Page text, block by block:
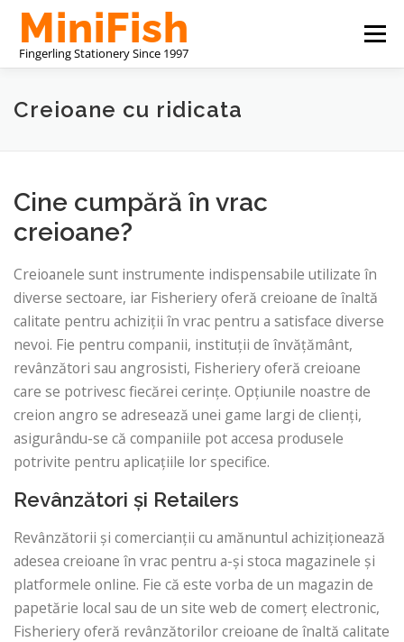
Sari
conținut
Meniu
PRODUCĂTOR DE PAPETĂRIE DIN CHINA
Creioane cu ridicata
Cine cumpără în vrac
creioane?
Creioanele sunt instrumente indispensabile utilizate în
diverse sectoare, iar Fisheriery oferă creioane de înaltă
calitate pentru achiziții în vrac pentru a satisface diverse
nevoi. Fie pentru companii, instituții de învățământ,
revânzători sau angrosisti, Fisheriery oferă creioane
care se potrivesc fiecărei cerințe. Opțiunile noastre de
creion angro se adresează unei game largi de clienți,
asigurându-se că companiile pot accesa produsele
potrivite pentru aplicațiile lor specifice.
Revânzători și Retailers
Revânzătorii și comercianții cu amănuntul achiziționează
adesea creioane în vrac pentru a-și stoca magazinele și
platformele online. Fie că este vorba de un magazin de
papetărie local sau de un site web de comerț electronic,
Fisheriery oferă revânzătorilor creioane de înaltă calitate